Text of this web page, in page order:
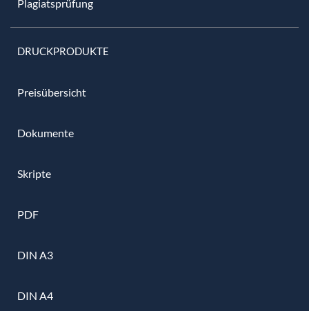
Plagiatsprüfung
DRUCKPRODUKTE
Preisübersicht
Dokumente
Skripte
PDF
DIN A3
DIN A4